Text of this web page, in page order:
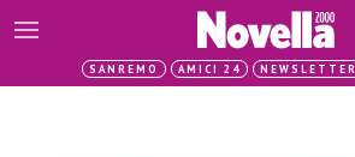
SANREMO AMICI 24 NEWSLETTER